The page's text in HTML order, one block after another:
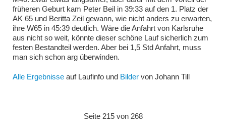
früheren Geburt kam Peter Beil in 39:33 auf den 1. Platz der
AK 65 und Beritta Zeil gewann, wie nicht anders zu erwarten,
ihre W65 in 45:39 deutlich. Wäre die Anfahrt von Karlsruhe
aus nicht so weit, könnte dieser schöne Lauf sicherlich zum
festen Bestandteil werden. Aber bei 1,5 Std Anfahrt, muss
man sich schon arg überwinden.
Alle Ergebnisseauf Laufinfo undBildervon Johann Till
Seite 215 von 268